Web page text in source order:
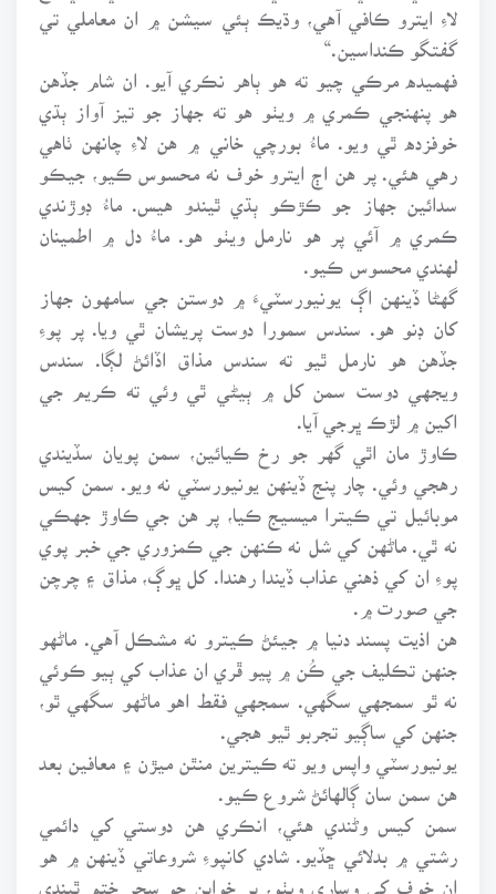
لاءِ ايترو ڪافي آهي، وڌيڪ ٻئي سيشن ۾ ان معاملي تي
گفتگو ڪنداسين.“
فهميده مرڪي چيو ته هو ٻاهر نڪري آيو. ان شام جڏهن
هو پنهنجي ڪمري ۾ ويٺو هو ته جهاز جو تيز آواز ٻڌي
خوفزده ٿي ويو. ماءُ بورچي خاني ۾ هن لاءِ چانهن ٺاهي
رهي هئي. پر هن اڄ ايترو خوف نه محسوس ڪيو، جيڪو
سدائين جهاز جو ڪڙڪو ٻڌي ٿيندو هيس. ماءُ ڊوڙندي
ڪمري ۾ آئي پر هو نارمل ويٺو هو. ماءُ دل ۾ اطمينان
لهندي محسوس ڪيو.
گهڻا ڏينهن اڳ يونيورسٽيءَ ۾ دوستن جي سامهون جهاز
کان ڊنو هو. سندس سمورا دوست پريشان ٿي ويا. پر پوءِ
جڏهن هو نارمل ٿيو ته سندس مذاق اڏائڻ لڳا. سندس
ويجهي دوست سمن کل ۾ ٻيڻي ٿي وئي ته ڪريم جي
اکين ۾ لڙڪ ڀرجي آيا.
ڪاوڙ مان اٿي گهر جو رخ ڪيائين، سمن پويان سڏيندي
رهجي وئي. چار پنج ڏينهن يونيورسٽي نه ويو. سمن کيس
موبائيل تي ڪيترا ميسيج ڪيا، پر هن جي ڪاوڙ جهڪي
نه ٿي. ماڻهن کي شل نه ڪنهن جي ڪمزوري جي خبر پوي
پوءِ ان کي ذهني عذاب ڏيندا رهندا. کل ڀوڳ، مذاق ۽ چرچن
هن اذيت پسند دنيا ۾ جيئڻ ڪيترو نه مشڪل آهي. ماڻهو
جنهن تڪليف جي ڪُن ۾ پيو ڦري ان عذاب کي ٻيو ڪوئي
نه ٿو سمجهي سگهي. سمجهي فقط اهو ماڻهو سگهي ٿو،
جنهن کي ساڳيو تجربو ٿيو هجي.
يونيورسٽي واپس ويو ته ڪيترين منٿن ميڙن ۽ معافين بعد
هن سمن سان ڳالهائڻ شروع ڪيو.
سمن کيس وڻندي هئي، انڪري هن دوستي کي دائمي
رشتي ۾ بدلائي ڇڏيو. شادي کانپوءِ شروعاتي ڏينهن ۾ هو
ان خوف کي وساري ويٺو، پر خوابن جو سحر ختم ٿيندي